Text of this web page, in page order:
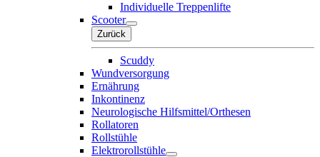
Individuelle Treppenlifte
Scooter
Zurück
Scuddy
Wundversorgung
Ernährung
Inkontinenz
Neurologische Hilfsmittel/Orthesen
Rollatoren
Rollstühle
Elektrorollstühle